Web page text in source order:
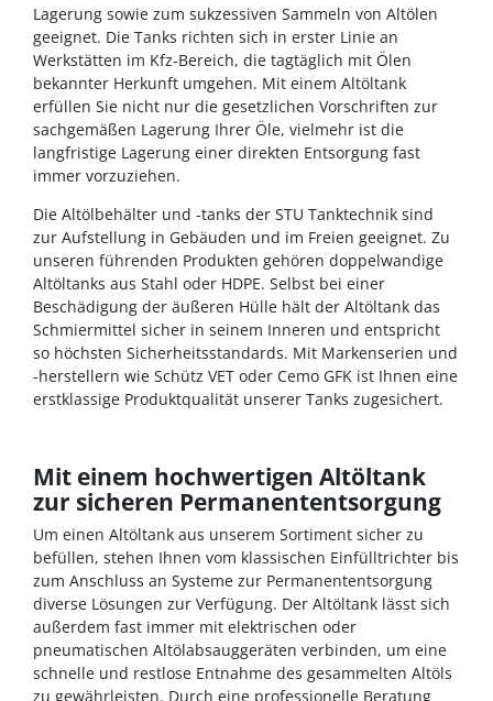
Lagerung sowie zum sukzessiven Sammeln von Altölen
geeignet. Die Tanks richten sich in erster Linie an
Werkstätten im Kfz-Bereich, die tagtäglich mit Ölen
bekannter Herkunft umgehen. Mit einem Altöltank
erfüllen Sie nicht nur die gesetzlichen Vorschriften zur
sachgemäßen Lagerung Ihrer Öle, vielmehr ist die
langfristige Lagerung einer direkten Entsorgung fast
immer vorzuziehen.
Die Altölbehälter und -tanks der STU Tanktechnik sind
zur Aufstellung in Gebäuden und im Freien geeignet. Zu
unseren führenden Produkten gehören doppelwandige
Altöltanks aus Stahl oder HDPE. Selbst bei einer
Beschädigung der äußeren Hülle hält der Altöltank das
Schmiermittel sicher in seinem Inneren und entspricht
so höchsten Sicherheitsstandards. Mit Markenserien und
-herstellern wie Schütz VET oder Cemo GFK ist Ihnen eine
erstklassige Produktqualität unserer Tanks zugesichert.
Mit einem hochwertigen Altöltank
zur sicheren Permanententsorgung
Um einen Altöltank aus unserem Sortiment sicher zu
befüllen, stehen Ihnen vom klassischen Einfülltrichter bis
zum Anschluss an Systeme zur Permanententsorgung
diverse Lösungen zur Verfügung. Der Altöltank lässt sich
außerdem fast immer mit elektrischen oder
pneumatischen Altölabsauggeräten verbinden, um eine
schnelle und restlose Entnahme des gesammelten Altöls
zu gewährleisten. Durch eine professionelle Beratung